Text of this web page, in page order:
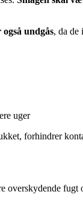
undgås, da de
uger
forhindrer
fugt